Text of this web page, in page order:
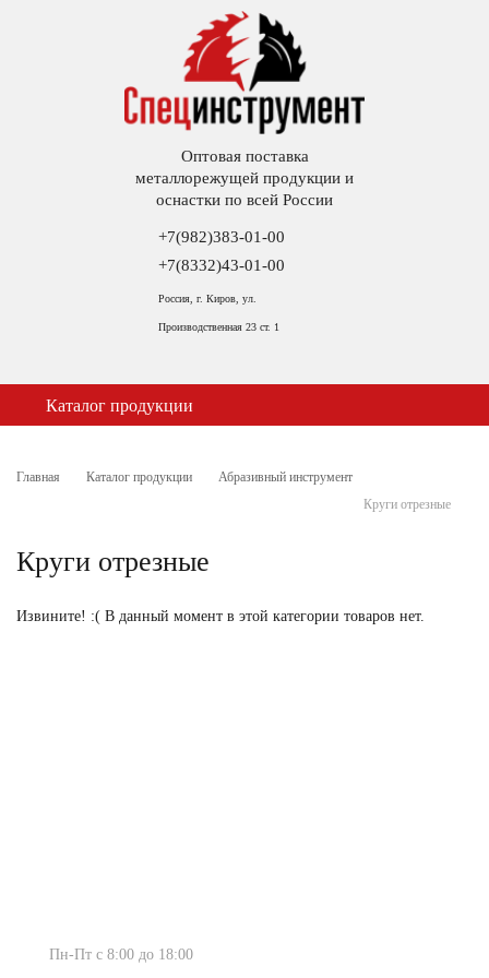
Оптовая поставка
металлорежущей продукции и
оснастки по всей России
+7(982)383-01-00
+7(8332)43-01-00
Россия, г. Киров, ул.
Производственная 23 ст. 1
Каталог продукции
Главная Каталог продукции
Абразивный инструмент
Круги отрезные
Круги отрезные
Извините! :( В данный момент в этой категории товаров нет.
Пн-Пт с 8:00 до 18:00